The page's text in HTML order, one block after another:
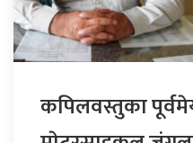
कपिलवस्तुका